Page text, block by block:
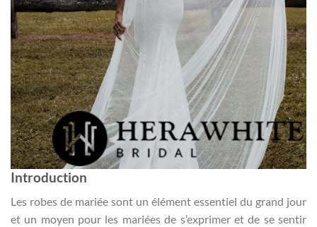
Introduction
Les robes de mariée sont un élément essentiel du grand jour
et un moyen pour les mariées de s’exprimer et de se sentir